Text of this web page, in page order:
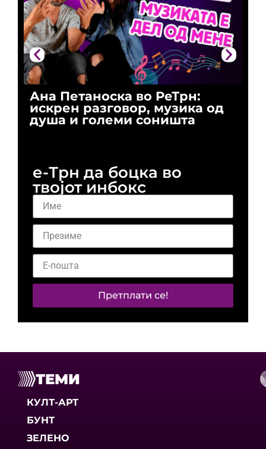
Ана Петаноска во РеТрн:
искрен разговор, музика од
душа и големи соништа
е-Трн да боцка во
твојот инбокс
Претплати се!
ТЕМИ
КУЛТ-АРТ
БУНТ
ЗЕЛЕНО